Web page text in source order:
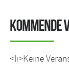
<li>Keine